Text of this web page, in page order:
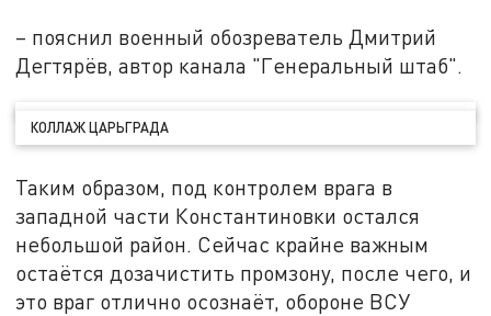
– пояснил военный обозреватель Дмитрий
Дегтярёв, автор канала "Генеральный штаб".
КОЛЛАЖ ЦАРЬГРАДА
Таким образом, под контролем врага в
западной части Константиновки остался
небольшой район. Сейчас крайне важным
остаётся дозачистить промзону, после чего, и
это враг отлично осознаёт, обороне ВСУ